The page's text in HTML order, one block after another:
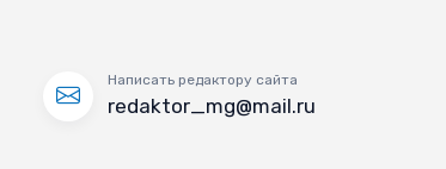
Написать редактору сайта
redaktor_mg@mail.ru